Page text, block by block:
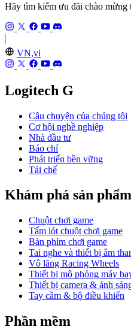
Hãy tìm kiếm ưu đãi chào mừng
VN,vi
Logitech G
Câu chuyện của chúng tôi
Cơ hội nghề nghiệp
Nhà đầu tư
Báo chí
Phát triển bền vững
Tái chế
Khám phá sản phẩm
Chuột chơi game
Tấm lót chuột chơi game
Bàn phím chơi game
Tai nghe và thiết bị âm
Vô lăng Racing Wheels
Thiết bị mô phỏng máy
Thiết bị camera & ánh
Tay cầm & bộ điều khiển
Phần mềm